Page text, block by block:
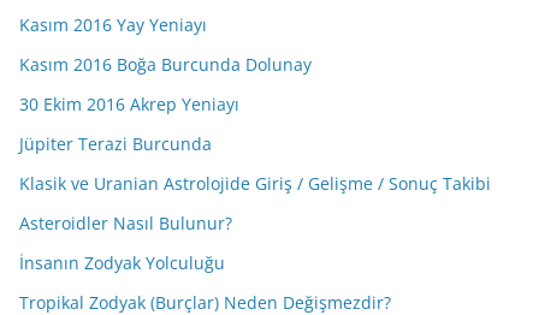
Kasım 2016 Yay Yeniayı
Kasım 2016 Boğa Burcunda Dolunay
30 Ekim 2016 Akrep Yeniayı
Jüpiter Terazi Burcunda
Klasik ve Uranian Astrolojide Giriş / Gelişme / Sonuç Takibi
Asteroidler Nasıl Bulunur?
İnsanın Zodyak Yolculuğu
Tropikal Zodyak (Burçlar) Neden Değişmezdir?